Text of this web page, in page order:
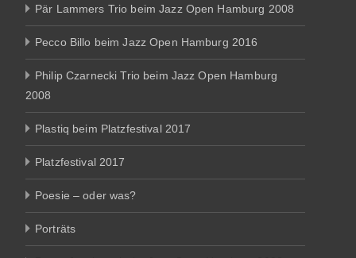
Pär Lammers Trio beim Jazz Open Hamburg 2008
Pecco Billo beim Jazz Open Hamburg 2016
Philip Czarnecki Trio beim Jazz Open Hamburg
2008
Plastiq beim Platzfestival 2017
Platzfestival 2017
Poesie – oder was?
Porträts